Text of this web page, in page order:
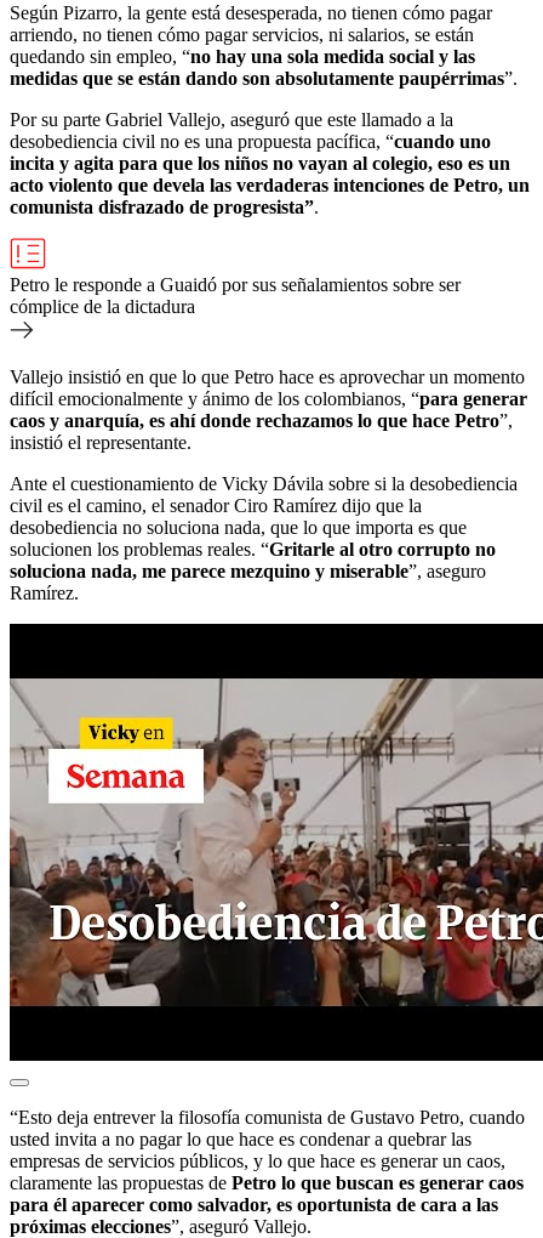
Según Pizarro, la gente está desesperada, no tienen cómo pagar
arriendo, no tienen cómo pagar servicios, ni salarios, se están
quedando sin empleo, “no hay una sola medida social y las
medidas que se están dando son absolutamente paupérrimas”.
Por su parte Gabriel Vallejo, aseguró que este llamado a la
desobediencia civil no es una propuesta pacífica, “cuando uno
incita y agita para que los niños no vayan al colegio, eso es un
acto violento que devela las verdaderas intenciones de Petro, un
comunista disfrazado de progresista”.
Petro le responde a Guaidó por sus señalamientos sobre ser
cómplice de la dictadura
Vallejo insistió en que lo que Petro hace es aprovechar un momento
difícil emocionalmente y ánimo de los colombianos, “para generar
caos y anarquía, es ahí donde rechazamos lo que hace Petro”,
insistió el representante.
Ante el cuestionamiento de Vicky Dávila sobre si la desobediencia
civil es el camino, el senador Ciro Ramírez dijo que la
desobediencia no soluciona nada, que lo que importa es que
solucionen los problemas reales. “Gritarle al otro corrupto no
soluciona nada, me parece mezquino y miserable”, aseguro
Ramírez.
“Esto deja entrever la filosofía comunista de Gustavo Petro, cuando
usted invita a no pagar lo que hace es condenar a quebrar las
empresas de servicios públicos, y lo que hace es generar un caos,
claramente las propuestas de Petro lo que buscan es generar caos
para él aparecer como salvador, es oportunista de cara a las
próximas elecciones”, aseguró Vallejo.